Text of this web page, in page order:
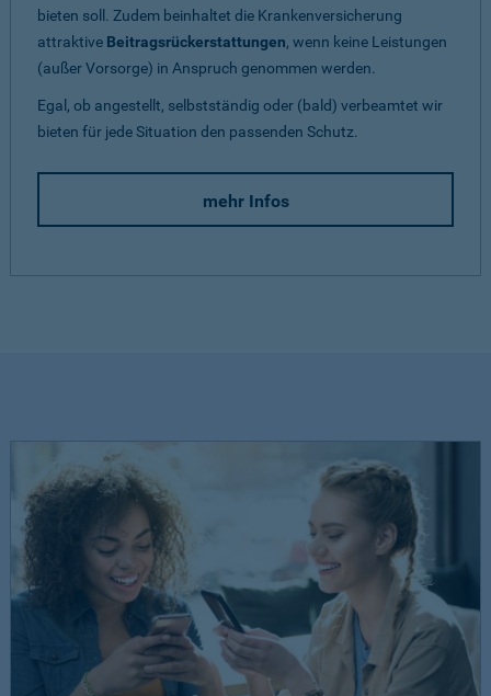
bieten soll. Zudem beinhaltet die Krankenversicherung
attraktive Beitragsrückerstattungen, wenn keine Leistungen
(außer Vorsorge) in Anspruch genommen werden.
Egal, ob angestellt, selbstständig oder (bald) verbeamtet wir
bieten für jede Situation den passenden Schutz.
mehr Infos